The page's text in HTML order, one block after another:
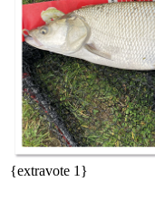
{extravote 1}